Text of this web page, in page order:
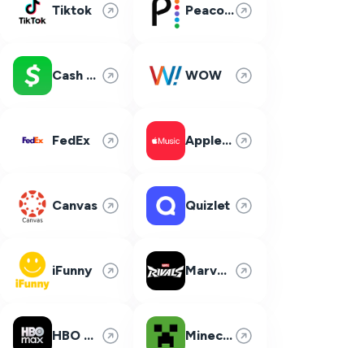
Tiktok Peacock
Cash App WOW
FedEx Apple Music
Canvas Quizlet
iFunny Marvel Rivals
HBO Max Minecraft